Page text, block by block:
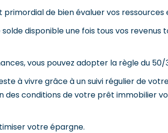
de bien évaluer vos ressources
disponible une fois tous vos revenus
vous pouvez adopter la règle du 50/
à vivre grâce à un suivi régulier de
des conditions de votre prêt immobilier
votre épargne.